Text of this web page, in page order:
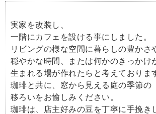
実家を改装し、
一階にカフェを設ける事にしました。
リビングの様な空間に暮らしの豊かさ
穏やかな時間、または何かのきっかけ
生まれる場が作れたらと考えておりま
珈琲と共に、窓から見える庭の季節の
移ろいをお愉しみください。
珈琲は、店主好みの豆を丁寧に手挽き